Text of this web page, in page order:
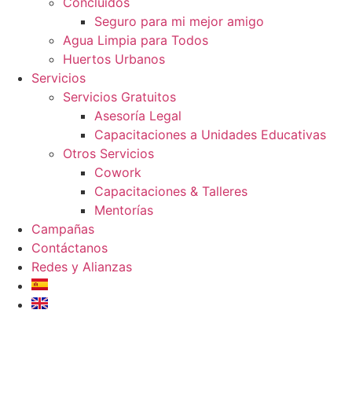
Seguro para mi mejor amigo
Agua Limpia para Todos
Huertos Urbanos
Servicios
Servicios Gratuitos
Asesoría Legal
Capacitaciones a Unidades Educativas
Otros Servicios
Cowork
Capacitaciones & Talleres
Mentorías
Campañas
Contáctanos
Redes y Alianzas